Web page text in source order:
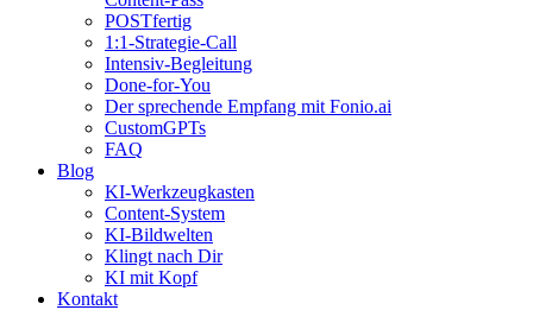
POSTfertig
1:1-Strategie-Call
Intensiv-Begleitung
Done-for-You
Der sprechende Empfang mit Fonio.ai
CustomGPTs
FAQ
Blog
KI-Werkzeugkasten
Content-System
KI-Bildwelten
Klingt nach Dir
KI mit Kopf
Kontakt